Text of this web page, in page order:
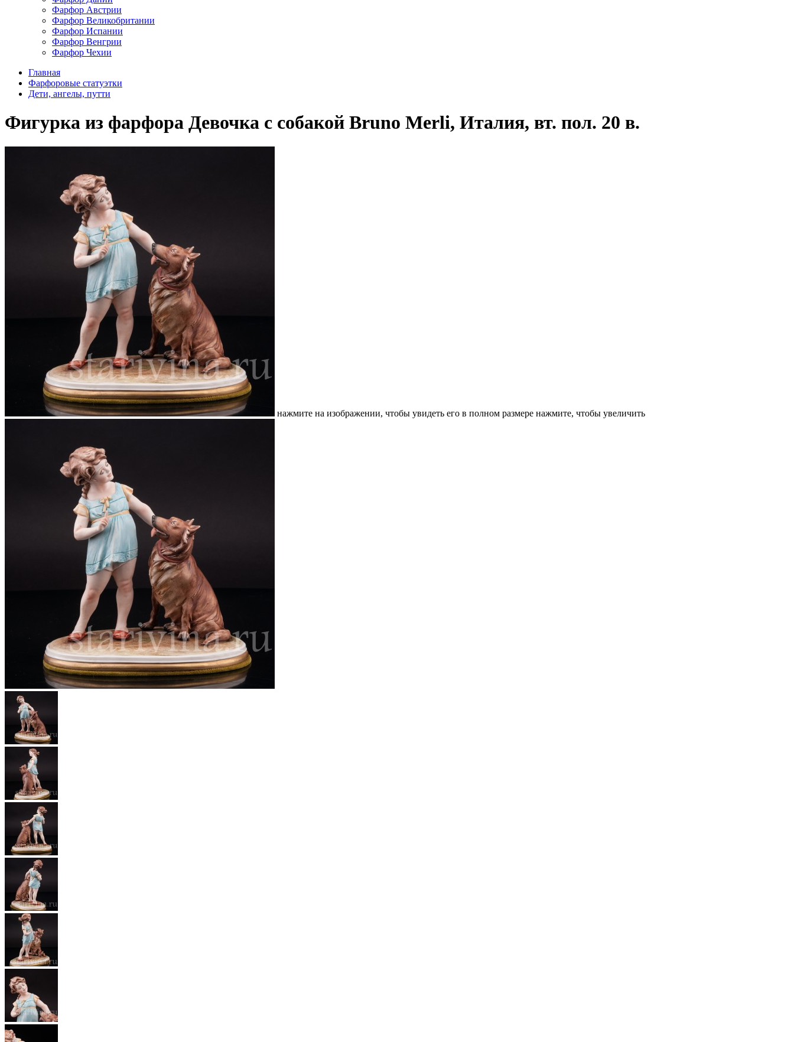
Фарфор Австрии
Фарфор Великобритании
Фарфор Испании
Фарфор Венгрии
Фарфор Чехии
Главная
Фарфоровые статуэтки
Дети, ангелы, путти
Фигурка из фарфора Девочка с собакой Bruno Merli, Италия, вт. пол. 20 в.
нажмите на изображении, чтобы увидеть его в полном размере нажмите, чтобы увеличить